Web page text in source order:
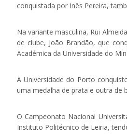
conquistada por Inês Pereira,
Na variante masculina, Rui
de clube, João Brandão, que
Académica da Universidade do
A Universidade do Porto
uma medalha de prata e outra de
O Campeonato Nacional
Instituto Politécnico de Leiria,